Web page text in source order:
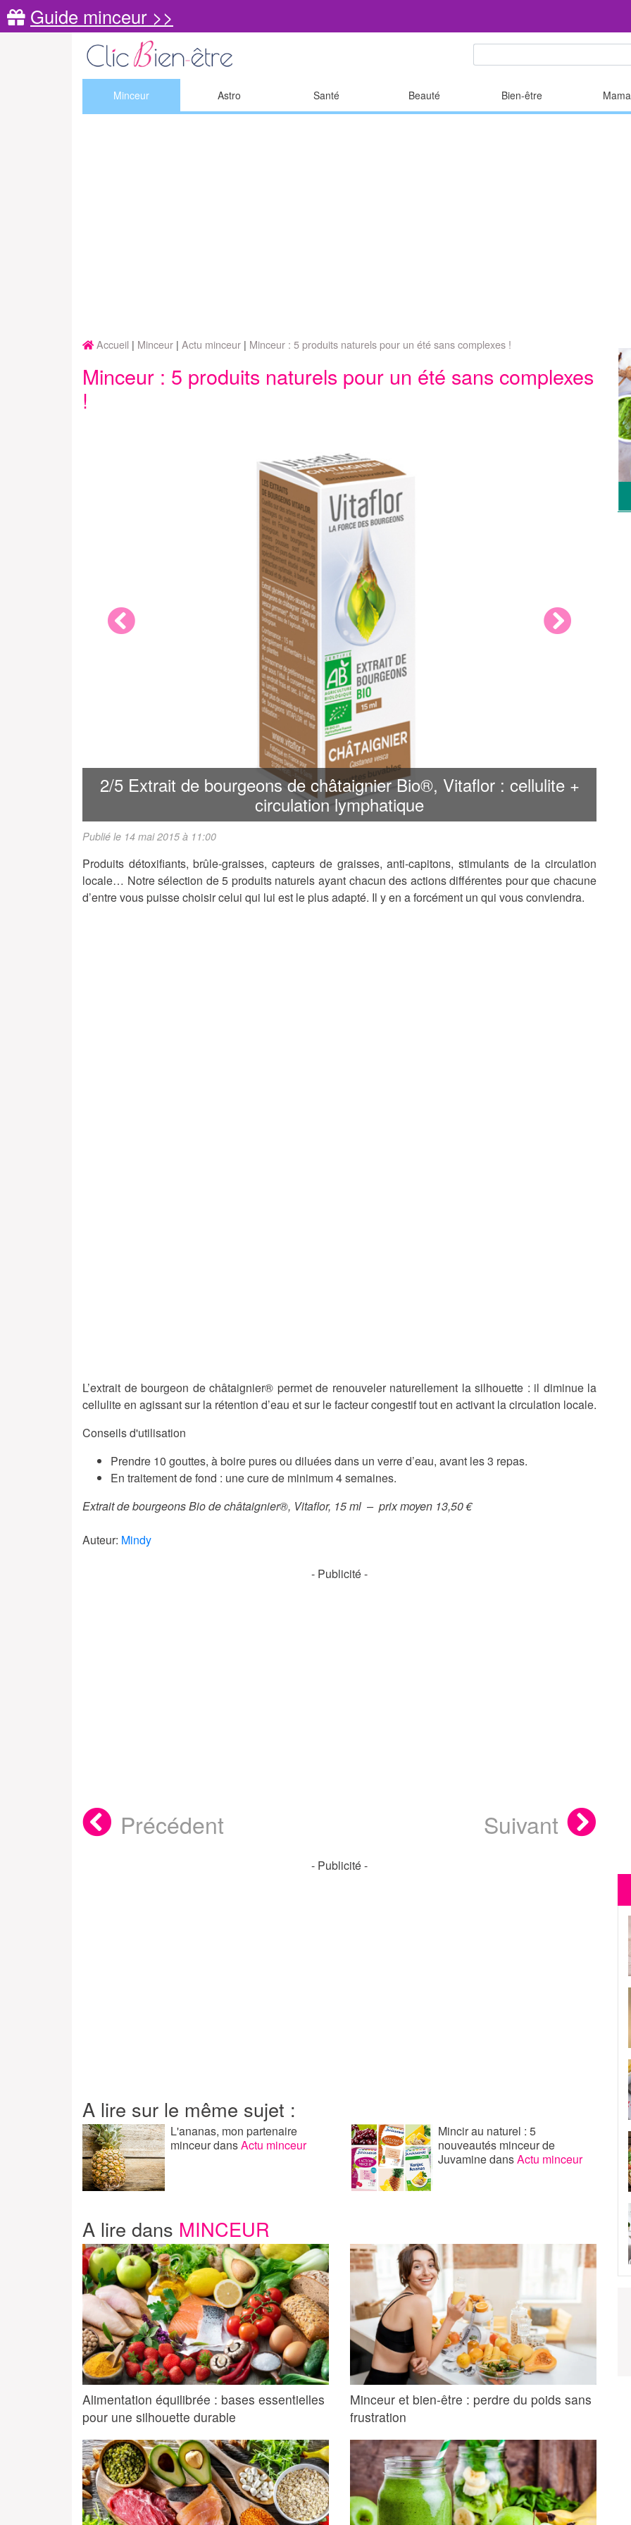
Guide minceur >>
Minceur Astro Santé Beauté Bien-être
Accueil Minceur Actu minceur Minceur : 5 produits naturels pour un été sans complexes !
Minceur : 5 produits naturels pour un été sans complexes
!
2/5 Extrait de bourgeons de châtaignier Bio®, Vitaflor : cellulite +
circulation lymphatique
Previous Next
Publié le 14 mai 2015 à 11:00
Produits détoxifiants, brûle-graisses, capteurs de graisses, anti-capitons, stimulants de la circulation
locale… Notre sélection de 5 produits naturels ayant chacun des actions différentes pour que chacune
d’entre vous puisse choisir celui qui lui est le plus adapté. Il y en a forcément un qui vous conviendra.
L’extrait de bourgeon de châtaignier® permet de renouveler naturellement la silhouette : il diminue la
cellulite en agissant sur la rétention d’eau et sur le facteur congestif tout en activant la circulation locale.
Conseils d'utilisation
Prendre 10 gouttes, à boire pures ou diluées dans un verre d’eau, avant les 3 repas.
En traitement de fond : une cure de minimum 4 semaines.
Extrait de bourgeons Bio de châtaignier®, Vitaflor, 15 ml – prix moyen 13,50 €
Auteur: Mindy
- Publicité -
Précédent Suivant
- Publicité -
A lire sur le même sujet :
L'ananas, mon partenaire
minceurdansActu minceur
Mincir au naturel : 5
nouveautés minceur de
JuvaminedansActu minceur
A lire dans MINCEUR
Alimentation équilibrée : bases essentielles
pour une silhouette durable
Minceur et bien-être : perdre du poids sans
frustration